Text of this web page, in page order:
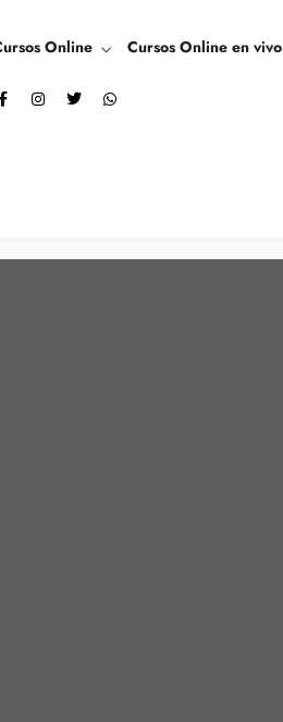
Online Cursos Online en vivo